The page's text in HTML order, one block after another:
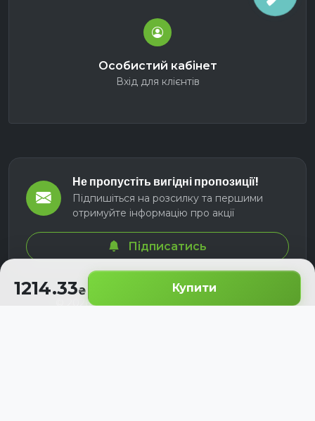
1214.33 Купити
Особистий кабінет
Вхід для клієнтів
Не пропустіть вигідні пропозиції!
Підпишіться на розсилку та першими
отримуйте інформацію про акції
Підписатись
© 2026 СЕЛМ АГРО. Всі права захищені.